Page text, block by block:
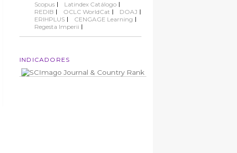
Scopus
Latindex Catálogo
REDIB
OCLC WorldCat
DOAJ
ERIHPLUS
CENGAGE Learning
Regesta Imperii
INDICADORES